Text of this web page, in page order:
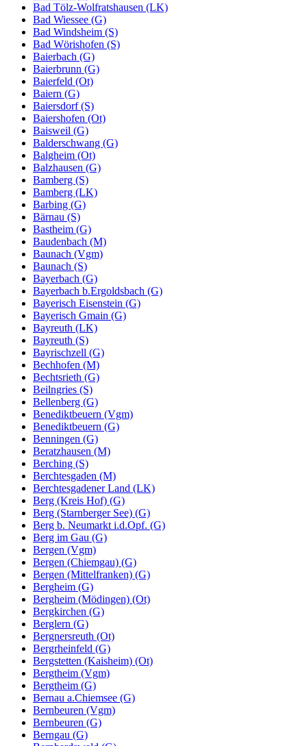
Bad Tölz-Wolfratshausen (LK)
Bad Wiessee (G)
Bad Windsheim (S)
Bad Wörishofen (S)
Baierbach (G)
Baierbrunn (G)
Baierfeld (Ot)
Baiern (G)
Baiersdorf (S)
Baiershofen (Ot)
Baisweil (G)
Balderschwang (G)
Balgheim (Ot)
Balzhausen (G)
Bamberg (S)
Bamberg (LK)
Barbing (G)
Bärnau (S)
Bastheim (G)
Baudenbach (M)
Baunach (Vgm)
Baunach (S)
Bayerbach (G)
Bayerbach b.Ergoldsbach (G)
Bayerisch Eisenstein (G)
Bayerisch Gmain (G)
Bayreuth (LK)
Bayreuth (S)
Bayrischzell (G)
Bechhofen (M)
Bechtsrieth (G)
Beilngries (S)
Bellenberg (G)
Benediktbeuern (Vgm)
Benediktbeuern (G)
Benningen (G)
Beratzhausen (M)
Berching (S)
Berchtesgaden (M)
Berchtesgadener Land (LK)
Berg (Kreis Hof) (G)
Berg (Starnberger See) (G)
Berg b. Neumarkt i.d.Opf. (G)
Berg im Gau (G)
Bergen (Vgm)
Bergen (Chiemgau) (G)
Bergen (Mittelfranken) (G)
Bergheim (G)
Bergheim (Mödingen) (Ot)
Bergkirchen (G)
Berglern (G)
Bergnersreuth (Ot)
Bergrheinfeld (G)
Bergstetten (Kaisheim) (Ot)
Bergtheim (Vgm)
Bergtheim (G)
Bernau a.Chiemsee (G)
Bernbeuren (Vgm)
Bernbeuren (G)
Berngau (G)